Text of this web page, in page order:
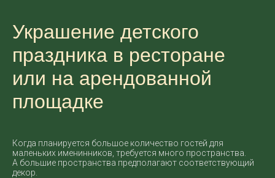
Украшение детского
праздника в ресторане
или на арендованной
площадке
Когда планируется большое количество гостей для
маленьких именинников, требуется много пространства.
А большие пространства предполагают соответствующий
декор.